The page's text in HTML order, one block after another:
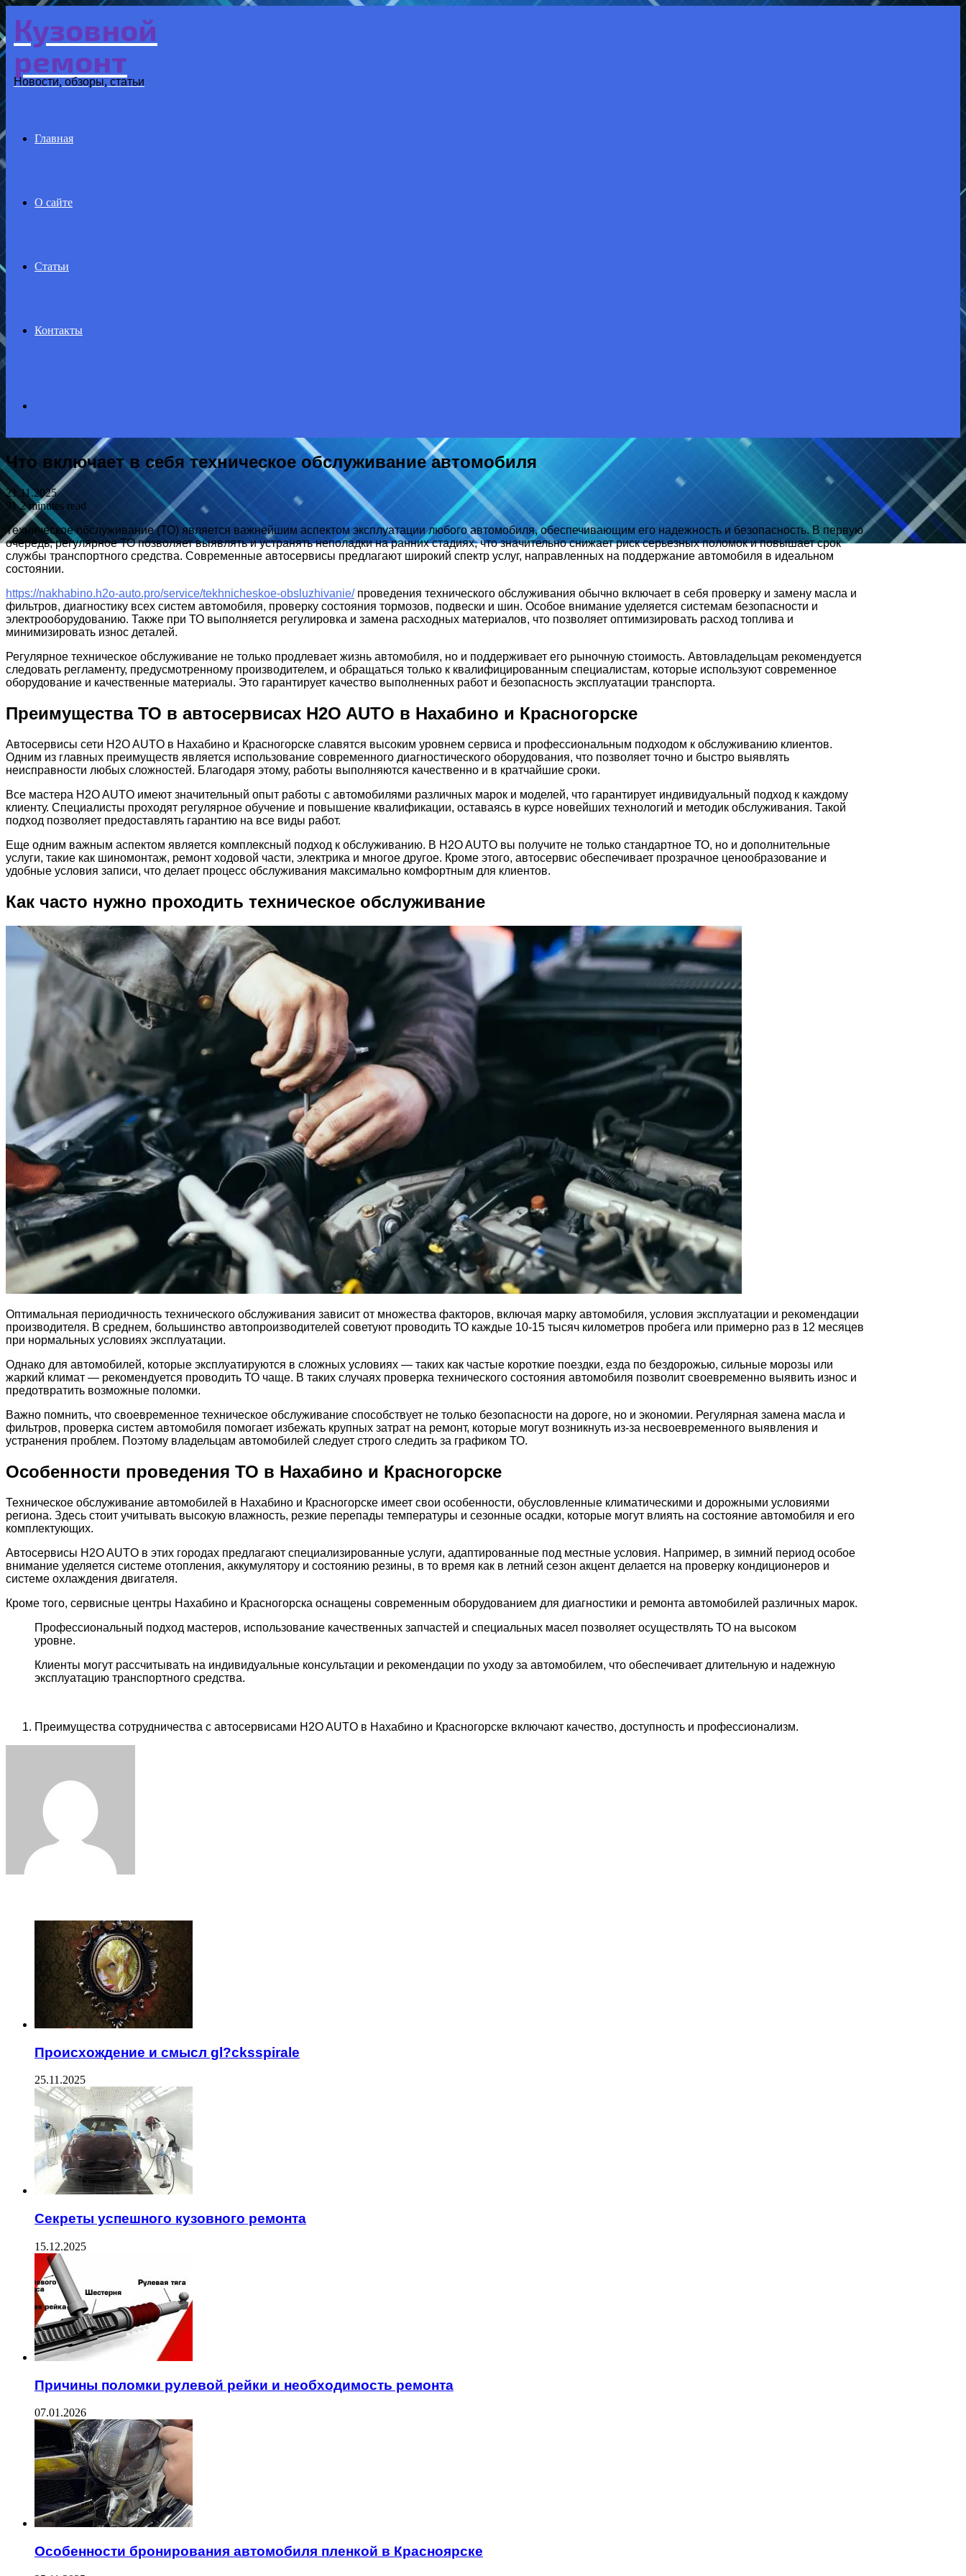
Menu
Кузовной
ремонт
Новости, обзоры, статьи
Главная
О сайте
Статьи
Контакты
for
Что включает в себя техническое обслуживание автомобиля
21.11.2025
912 minutes read
Техническое обслуживание (ТО) является важнейшим аспектом эксплуатации любого автомобиля, обеспечивающим его надежность и безопасность. В первую
очередь, регулярное ТО позволяет выявлять и устранять неполадки на ранних стадиях, что значительно снижает риск серьезных поломок и повышает срок
службы транспортного средства. Современные автосервисы предлагают широкий спектр услуг, направленных на поддержание автомобиля в идеальном
состоянии.
https://nakhabino.h2o-auto.pro/service/tekhnicheskoe-obsluzhivanie/проведения технического обслуживания обычно включает в себя проверку и замену масла и
фильтров, диагностику всех систем автомобиля, проверку состояния тормозов, подвески и шин. Особое внимание уделяется системам безопасности и
электрооборудованию. Также при ТО выполняется регулировка и замена расходных материалов, что позволяет оптимизировать расход топлива и
минимизировать износ деталей.
Регулярное техническое обслуживание не только продлевает жизнь автомобиля, но и поддерживает его рыночную стоимость. Автовладельцам рекомендуется
следовать регламенту, предусмотренному производителем, и обращаться только к квалифицированным специалистам, которые используют современное
оборудование и качественные материалы. Это гарантирует качество выполненных работ и безопасность эксплуатации транспорта.
Преимущества ТО в автосервисах H2O AUTO в Нахабино и Красногорске
Автосервисы сети H2O AUTO в Нахабино и Красногорске славятся высоким уровнем сервиса и профессиональным подходом к обслуживанию клиентов.
Одним из главных преимуществ является использование современного диагностического оборудования, что позволяет точно и быстро выявлять
неисправности любых сложностей. Благодаря этому, работы выполняются качественно и в кратчайшие сроки.
Все мастера H2O AUTO имеют значительный опыт работы с автомобилями различных марок и моделей, что гарантирует индивидуальный подход к каждому
клиенту. Специалисты проходят регулярное обучение и повышение квалификации, оставаясь в курсе новейших технологий и методик обслуживания. Такой
подход позволяет предоставлять гарантию на все виды работ.
Еще одним важным аспектом является комплексный подход к обслуживанию. В H2O AUTO вы получите не только стандартное ТО, но и дополнительные
услуги, такие как шиномонтаж, ремонт ходовой части, электрика и многое другое. Кроме этого, автосервис обеспечивает прозрачное ценообразование и
удобные условия записи, что делает процесс обслуживания максимально комфортным для клиентов.
Как часто нужно проходить техническое обслуживание
Оптимальная периодичность технического обслуживания зависит от множества факторов, включая марку автомобиля, условия эксплуатации и рекомендации
производителя. В среднем, большинство автопроизводителей советуют проводить ТО каждые 10-15 тысяч километров пробега или примерно раз в 12 месяцев
при нормальных условиях эксплуатации.
Однако для автомобилей, которые эксплуатируются в сложных условиях — таких как частые короткие поездки, езда по бездорожью, сильные морозы или
жаркий климат — рекомендуется проводить ТО чаще. В таких случаях проверка технического состояния автомобиля позволит своевременно выявить износ и
предотвратить возможные поломки.
Важно помнить, что своевременное техническое обслуживание способствует не только безопасности на дороге, но и экономии. Регулярная замена масла и
фильтров, проверка систем автомобиля помогает избежать крупных затрат на ремонт, которые могут возникнуть из-за несвоевременного выявления и
устранения проблем. Поэтому владельцам автомобилей следует строго следить за графиком ТО.
Особенности проведения ТО в Нахабино и Красногорске
Техническое обслуживание автомобилей в Нахабино и Красногорске имеет свои особенности, обусловленные климатическими и дорожными условиями
региона. Здесь стоит учитывать высокую влажность, резкие перепады температуры и сезонные осадки, которые могут влиять на состояние автомобиля и его
комплектующих.
Автосервисы H2O AUTO в этих городах предлагают специализированные услуги, адаптированные под местные условия. Например, в зимний период особое
внимание уделяется системе отопления, аккумулятору и состоянию резины, в то время как в летний сезон акцент делается на проверку кондиционеров и
системе охлаждения двигателя.
Кроме того, сервисные центры Нахабино и Красногорска оснащены современным оборудованием для диагностики и ремонта автомобилей различных марок.
Профессиональный подход мастеров, использование качественных запчастей и специальных масел позволяет осуществлять ТО на высоком
уровне.
Клиенты могут рассчитывать на индивидуальные консультации и рекомендации по уходу за автомобилем, что обеспечивает длительную и надежную
эксплуатацию транспортного средства.
Преимущества сотрудничества с автосервисами H2O AUTO в Нахабино и Красногорске включают качество, доступность и профессионализм.
Происхождение и смысл gl?cksspirale
25.11.2025
Секреты успешного кузовного ремонта
15.12.2025
Причины поломки рулевой рейки и необходимость ремонта
07.01.2026
Особенности бронирования автомобиля пленкой в Красноярске